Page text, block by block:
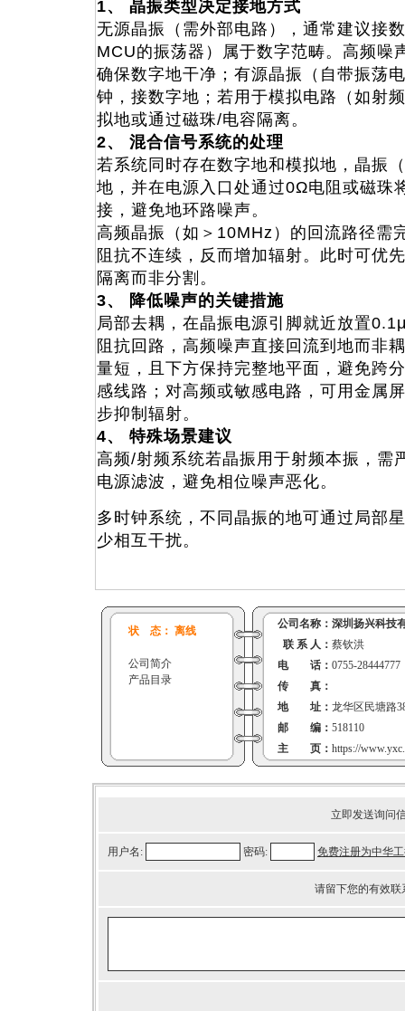
1、 晶振类型决定接地方式
无源晶振（需外部电路），通常建议接
MCU的振荡器）属于数字范畴。高频噪
确保数字地干净；有源晶振（自带振荡
钟，接数字地；若用于模拟电路（如射
拟地或通过磁珠/电容隔离。
2、 混合信号系统的处理
若系统同时存在数字地和模拟地，晶振
地，并在电源入口处通过0Ω电阻或磁珠
接，避免地环路噪声。
高频晶振（如＞10MHz）的回流路径需
阻抗不连续，反而增加辐射。此时可优
隔离而非分割。
3、 降低噪声的关键措施
局部去耦，在晶振电源引脚就近放置
阻抗回路，高频噪声直接回流到地而非
量短，且下方保持完整地平面，避免跨
感线路；对高频或敏感电路，可用金属
步抑制辐射。
4、 特殊场景建议
高频/射频系统若晶振用于射频本振，需
电源滤波，避免相位噪声恶化。
多时钟系统，不同晶振的地可通过局部
少相互干扰。
状 态： 离线
公司简介
产品目录
公司名称： 深圳扬兴科技
联 系 人： 蔡钦洪
电 话： 0755-28444777
传 真：
地 址： 龙华区民塘路
邮 编： 518110
主 页： https://
立即发送询问
用户名: 密码: 免费注册为中华
请留下您的有效